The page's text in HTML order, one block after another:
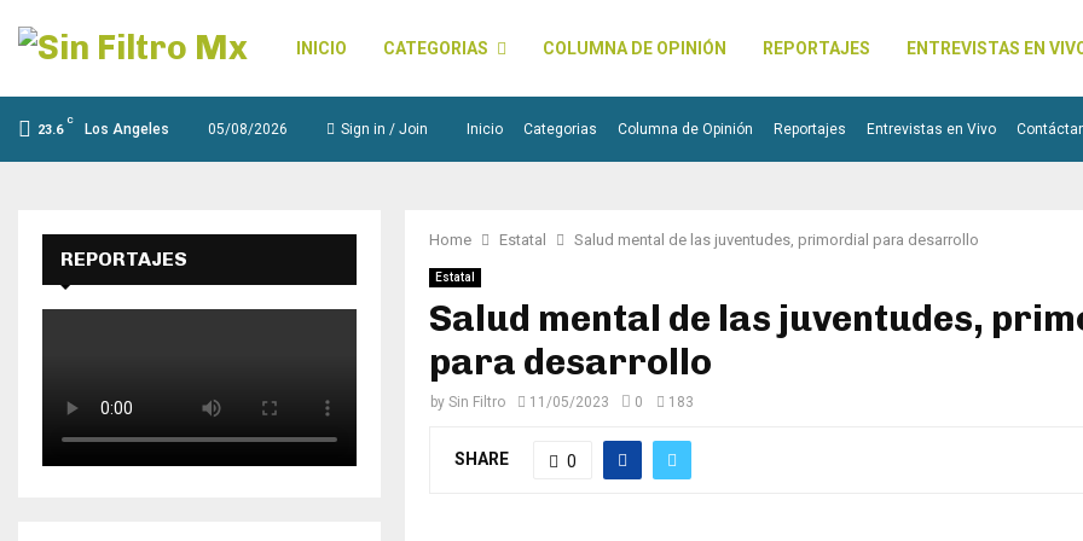
INICIO CATEGORIAS COLUMNA DE OPINIÓN REPORTAJES ENTREVISTAS EN
23.6
C
Los Angeles 05/08/2026 Sign in / Join Inicio Categorias Columna de Opinión Reportajes Entrevistas en Vivo
Home Estatal Salud mental de las juventudes, primordial para desarrollo
Estatal
Salud mental de las juventudes,
para desarrollo
by Sin Filtro 11/05/2023 0 183
SHARE 0
REPORTAJES